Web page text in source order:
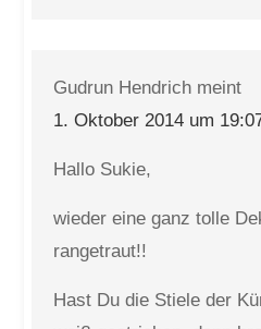
Gudrun Hendrich meint
1. Oktober 2014 um
Hallo Sukie,
wieder eine ganz tolle
rangetraut!!
Hast Du die Stiele der